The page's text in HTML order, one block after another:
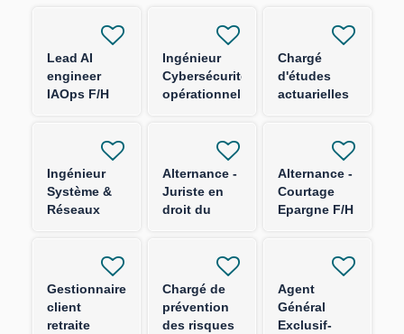
Lead AI
engineer
IAOps F/H
Ingénieur
Cybersécurité
opérationnelle
Chargé
d'études
actuarielles
Ingénieur
Système &
Réseaux
Alternance -
Juriste en
droit du
Alternance -
Courtage
Epargne F/H
Gestionnaire
client
retraite
Chargé de
prévention
des risques
Agent
Général
Exclusif-